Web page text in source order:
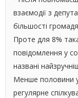
взаємодії з
більшості
Проте для 8%
повідомлення у
названі
Менше половини
регулярне